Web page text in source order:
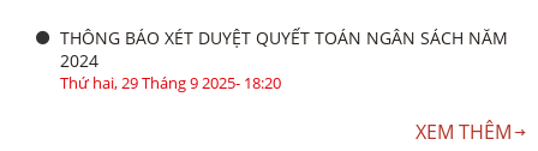
THÔNG BÁO XÉT DUYỆT QUYẾT TOÁN NGÂN SÁCH NĂM
2024
Thứ hai, 29 Tháng 9 2025- 18:20
XEM THÊM